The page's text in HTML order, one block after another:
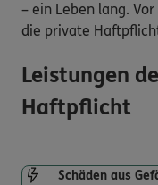
– ein Leben lang.
die private
Leistungen
Haftpflicht
Schäden aus